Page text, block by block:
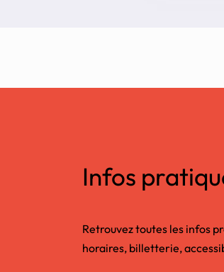
Infos
Retrouvez toutes les infos
horaires, billetterie,